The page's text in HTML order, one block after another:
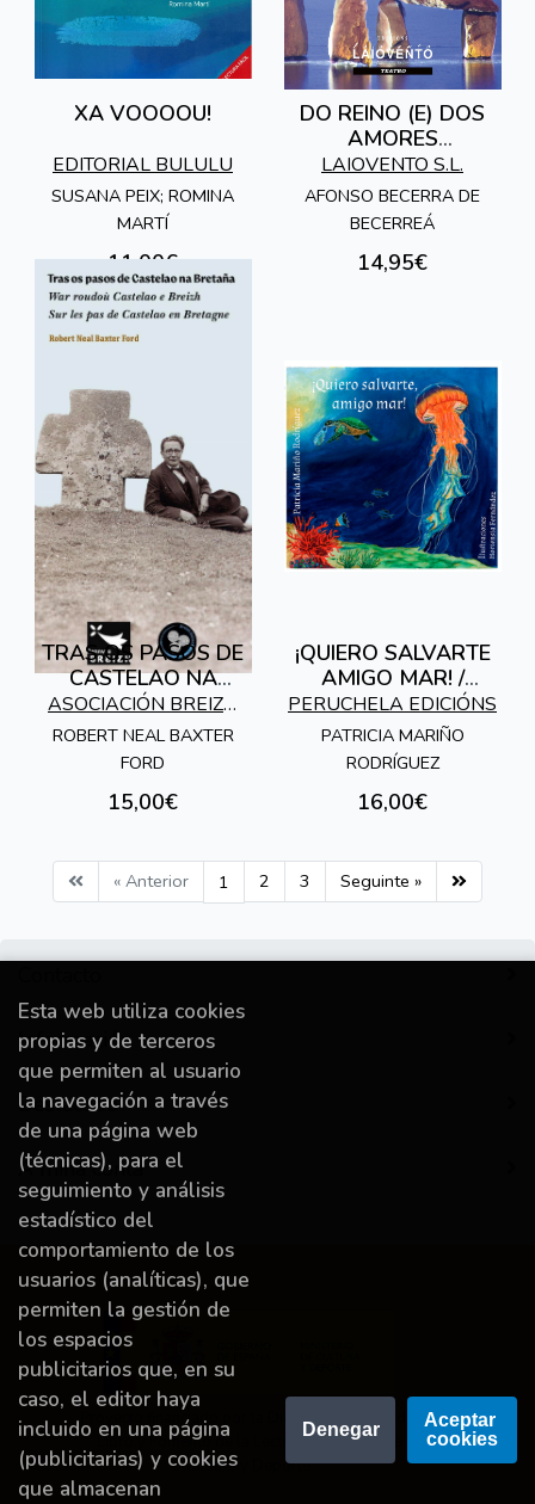
XA VOOOOU!
EDITORIAL BULULU
SUSANA PEIX; ROMINA
MARTÍ
11,00€
DO REINO (E) DOS
AMORES
PROSCRITOS
LAIOVENTO S.L.
AFONSO BECERRA DE
BECERREÁ
14,95€
TRAS OS PASOS DE
CASTELAO NA
BRETAÑA
ASOCIACIÓN BREIZH
GALIZA
ROBERT NEAL BAXTER
FORD
15,00€
¡QUIERO SALVARTE
AMIGO MAR! /
QUERO SALVARTE
AMIGO MAR!
PERUCHELA EDICIÓNS
PATRICIA MARIÑO
RODRÍGUEZ
16,00€
« Anterior 1 2 3 Seguinte »
Información
Destacado
A miña conta
Proyecto financiado por la Dirección General del
Libro y Fomento de la Lectura, Ministerio de
Cultura y Deporte.
Esta web utiliza cookies
propias y de terceros
que permiten al usuario
la navegación a través
de una página web
(técnicas), para el
seguimiento y análisis
estadístico del
comportamiento de los
usuarios (analíticas), que
permiten la gestión de
los espacios
publicitarios que, en su
caso, el editor haya
incluido en una página
(publicitarias) y cookies
que almacenan
Denegar
Aceptar
cookies